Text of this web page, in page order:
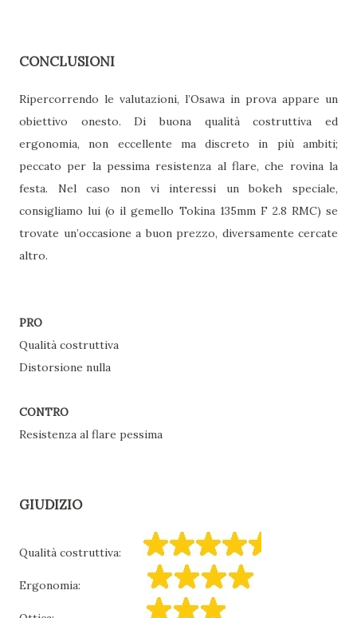
CONCLUSIONI
Ripercorrendo le valutazioni, l’Osawa in prova appare un
obiettivo onesto. Di buona qualità costruttiva ed
ergonomia, non eccellente ma discreto in più ambiti;
peccato per la pessima resistenza al flare, che rovina la
festa. Nel caso non vi interessi un bokeh speciale,
consigliamo lui (o il gemello Tokina 135mm F 2.8 RMC) se
trovate un’occasione a buon prezzo, diversamente cercate
altro.
PRO
Qualità costruttiva
Distorsione nulla
CONTRO
Resistenza al flare pessima
GIUDIZIO
Qualità costruttiva:
Ergonomia: